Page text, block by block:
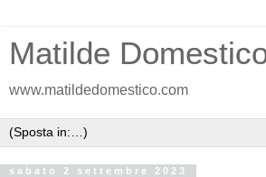
Matilde
www.matildedomestico.com
sabato 2 settembre 2023